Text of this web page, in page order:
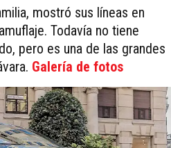
mostró sus líneas en
Todavía no tiene
pero es una de las grandes
Galería de fotos